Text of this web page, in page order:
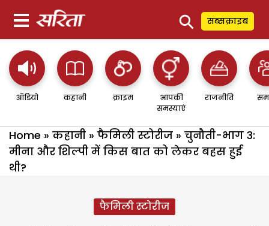
⚲ सब्सक्राइब
ऑडियो कहानी क्राइम
आपकी
समस्याएं
राजनीति
Home » कहानी » फैमिली स्टोरीज » चुनौती-भाग 3:
मीना और शिल्पी में किस बात को लेकर बहस हुई
थी?
फैमिली स्टोरीज